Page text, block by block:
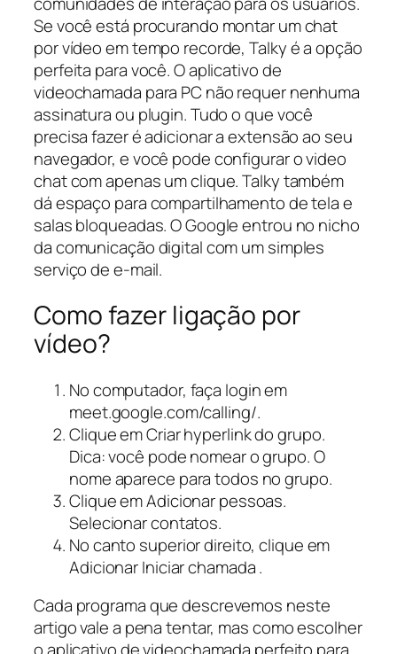
Se você está procurando montar um chat
por vídeo em tempo recorde, Talky é a opção
perfeita para você. O aplicativo de
videochamada para PC não requer nenhuma
assinatura ou plugin. Tudo o que você
precisa fazer é adicionar a extensão ao seu
navegador, e você pode configurar o video
chat com apenas um clique. Talky também
dá espaço para compartilhamento de tela e
salas bloqueadas. O Google entrou no nicho
da comunicação digital com um simples
serviço de e-mail.
Como fazer ligação por
vídeo?
No computador, faça login em
meet.google.com/calling/.
Clique em Criar hyperlink do grupo.
Dica: você pode nomear o grupo. O
nome aparece para todos no grupo.
Clique em Adicionar pessoas.
Selecionar contatos.
No canto superior direito, clique em
Adicionar Iniciar chamada .
Cada programa que descrevemos neste
artigo vale a pena tentar, mas como escolher